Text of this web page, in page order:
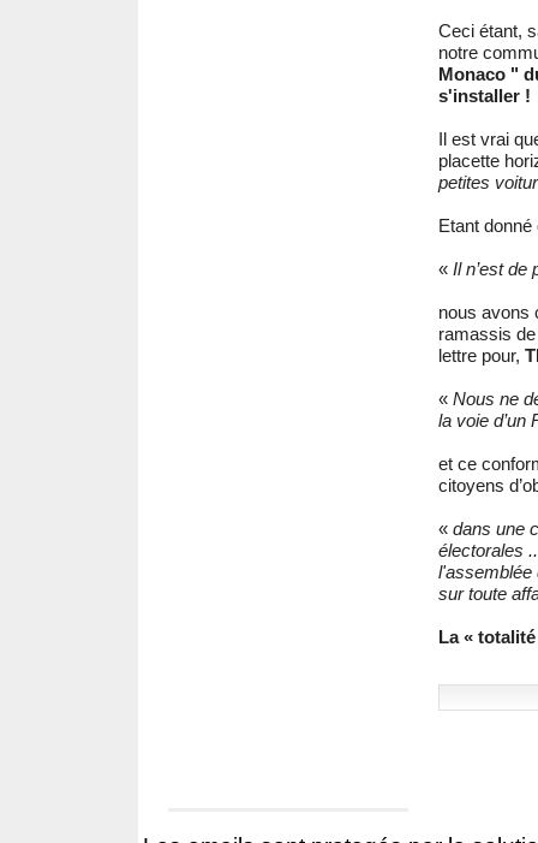
Ceci étant,
notre
Monaco "
s'installer !
Il est vrai
placette
petites
Etant donné
« Il n’est de
nous avons
ramassis
lettre pour,
« Nous ne
la voie d’un
et ce
citoyens
« dans une
électorales
l'assemblée
sur toute
La «